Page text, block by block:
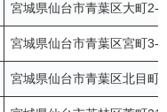
宮城県仙台市青葉区大町
宮城県仙台市青葉区宮町
宮城県仙台市青葉区北目